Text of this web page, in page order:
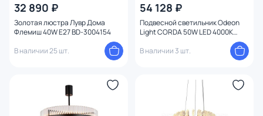
32 890 ₽
Золотая люстра Лувр Дома
Флемиш 40W E27 BD-3004154
В наличии 25 шт.
54 128 ₽
Подвесной светильник Odeon
Light CORDA 50W LED 4000К
В наличии 3 шт.
Количество плафонов
Комплектация